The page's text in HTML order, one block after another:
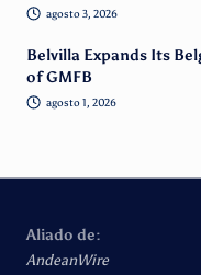
agosto 3, 2026
Belvilla Expands Its
of GMFB
agosto 1, 2026
Aliado de:
AndeanWire